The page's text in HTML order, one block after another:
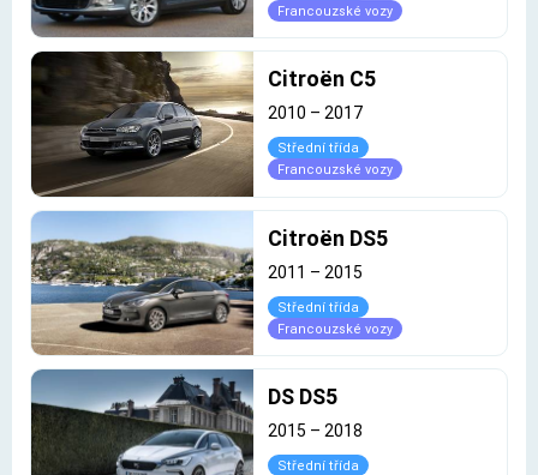
Francouzské vozy
Citroën C5
2010 – 2017
Střední třída
Francouzské vozy
Citroën DS5
2011 – 2015
Střední třída
Francouzské vozy
DS DS5
2015 – 2018
Střední třída